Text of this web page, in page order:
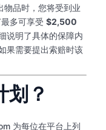
品时，您将受到业
多可享受 $2,500
说明了具体的保障内
果需要提出索赔时该
划？
为每位在平台上列